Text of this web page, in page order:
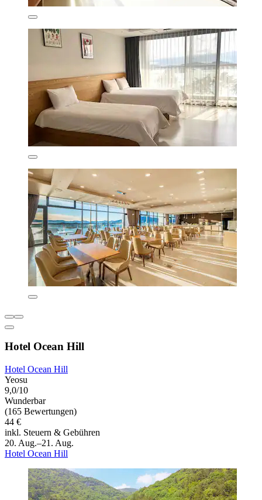
Hotel Ocean Hill
Hotel Ocean Hill
Yeosu
9,0/10
Wunderbar
(165 Bewertungen)
44 €
inkl. Steuern & Gebühren
20. Aug.–21. Aug.
Hotel Ocean Hill